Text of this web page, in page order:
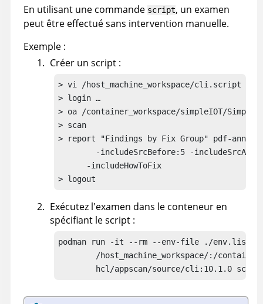
En utilisant une commande script, un examen
peut être effectué sans intervention manuelle.
Exemple :
Créer un script :
> vi /host_machine_workspace/cli.script
> login …
> oa /container_workspace/simpleIOT/
> scan
> report "Findings by Fix Group" pdf-
-includeSrcBefore:5 -
      -includeHowToFix
> logout
Exécutez l'examen dans le conteneur en
spécifiant le script :
podman run -it --rm --env-file ./env.list --
/host_machine_workspace/:/
hcl/appscan/source/cli:10.1.0